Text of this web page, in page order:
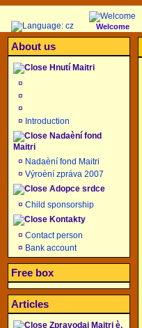
Welcome
About us
Hnutí Maitri
¤
¤
¤
¤ Introduction
Nadaèní fond
Maitri
¤ Nadaèní fond Maitri
¤ Výroèní zpráva 2007
Adopce srdce
¤ Child sponsorship
Kontakty
¤ Contact person
¤ Bank account
Free box
Articles
Zpravodaj Maitri è.